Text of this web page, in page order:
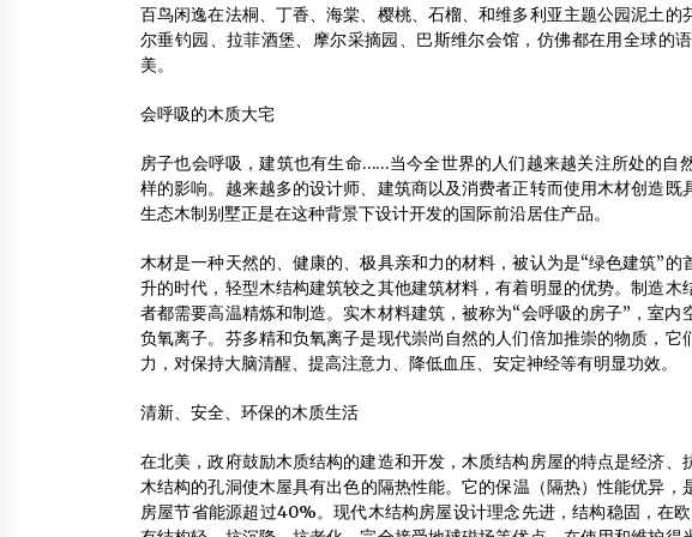
百鸟闲逸在法桐、丁香、海棠、樱桃、石榴、和维多利亚主题公园泥土
尔垂钓园、拉菲酒堡、摩尔采摘园、巴斯维尔会馆，仿佛都在用全球的
美。
会呼吸的木质大宅
房子也会呼吸，建筑也有生命……当今全世界的人们越来越关注所处的自
样的影响。越来越多的设计师、建筑商以及消费者正转而使用木材创造
生态木制别墅正是在这种背景下设计开发的国际前沿居住产品。
木材是一种天然的、健康的、极具亲和力的材料，被认为是“绿色建筑”
升的时代，轻型木结构建筑较之其他建筑材料，有着明显的优势。制造
者都需要高温精炼和制造。实木材料建筑，被称为“会呼吸的房子”，室
负氧离子。芬多精和负氧离子是现代崇尚自然的人们倍加推崇的物质，
力，对保持大脑清醒、提高注意力、降低血压、安定神经等有明显功效。
清新、安全、环保的木质生活
在北美，政府鼓励木质结构的建造和开发，木质结构房屋的特点是经济、
木结构的孔洞使木屋具有出色的隔热性能。它的保温（隔热）性能优异
房屋节省能源超过40%。现代木结构房屋设计理念先进，结构稳固，在